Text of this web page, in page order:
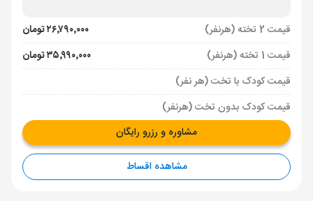
قیمت 2 تخته (هرنفر)
۲۶٬۷۹۰٬۰۰۰ تومان
قیمت 1 تخته (هرنفر)
۳۵٬۹۹۰٬۰۰۰ تومان
قیمت کودک با تخت (هر نفر)
قیمت کودک بدون تخت (هرنفر)
مشاوره و رزرو رایگان
مشاهده اقساط